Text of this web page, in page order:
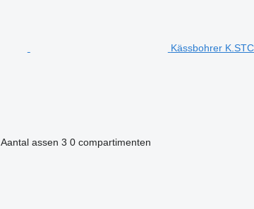
Kässbohrer
Aantal assen 3 0 compartimenten